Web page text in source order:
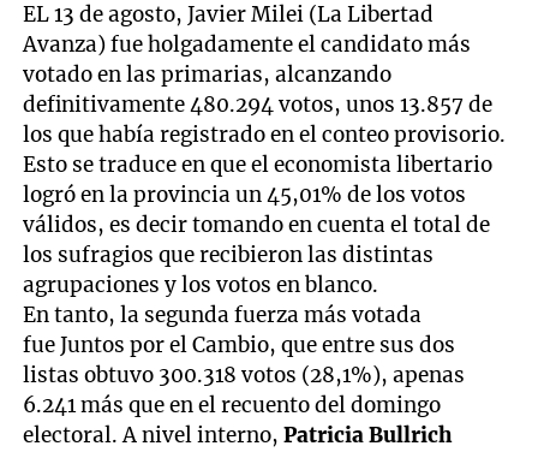
EL 13 de agosto, Javier Milei (La Libertad
Avanza) fue holgadamente el candidato más
votado en las primarias, alcanzando
definitivamente 480.294 votos, unos 13.857 de
los que había registrado en el conteo provisorio.
Esto se traduce en que el economista libertario
logró en la provincia un 45,01% de los votos
válidos, es decir tomando en cuenta el total de
los sufragios que recibieron las distintas
agrupaciones y los votos en blanco.
En tanto, la segunda fuerza más votada
fue Juntos por el Cambio, que entre sus dos
listas obtuvo 300.318 votos (28,1%), apenas
6.241 más que en el recuento del domingo
electoral. A nivel interno,Patricia Bullrich